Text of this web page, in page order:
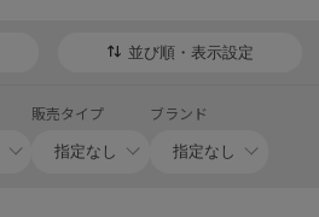
並び順・表示設定
販売タイプ ブランド